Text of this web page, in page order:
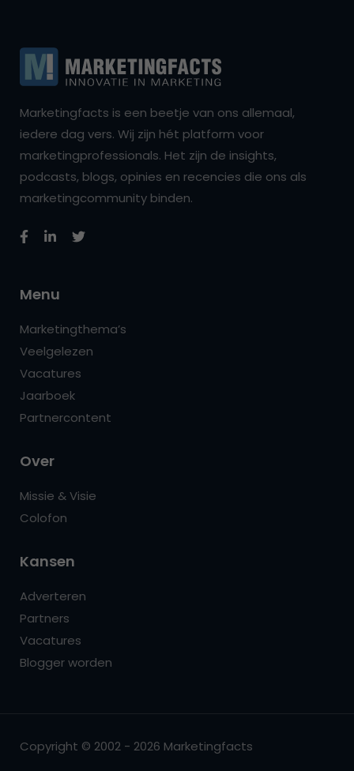
Marketingfacts is een beetje van ons allemaal,
iedere dag vers. Wij zijn hét platform voor
marketingprofessionals. Het zijn de insights,
podcasts, blogs, opinies en recencies die ons als
marketingcommunity binden.
Menu
Marketingthema’s
Veelgelezen
Vacatures
Jaarboek
Partnercontent
Over
Missie & Visie
Colofon
Kansen
Adverteren
Partners
Vacatures
Blogger worden
Copyright © 2002 - 2026 Marketingfacts